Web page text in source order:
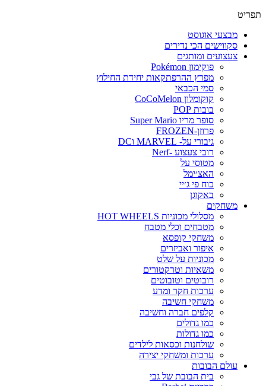
מבצעי אוגוסט
סקווישים הכי נדירים
צעצועים ומותגים
פוקימון Pokémon
מפרץ ההרפתקאות יחידת החילוץ
סמי הכבאי
קוקומלון CoCoMelon
בובות POP
סופר מריו Super Mario
פרוזן-FROZEN
גיבורי על- MARVEL וDC
רובי צעצוע -Nerf
מטוסי על
האצ׳ימל
כוח פי ג׳יי
באקוגן
משחקים
מסלולי מכוניות HOT WHEELS
מטבחים וכלי מטבח
משחקי קופסא
איפור ואביזרים
מכוניות על שלט
משאיות וטרקטורים
רובוטים וטובוטים
ערכות חקר ומדע
משחקי חשיבה
קלפים חברה וחשיבה
כמו גדולים
כמו גדולות
שולחנות וכסאות לילדים
ערכות ומשחקי יצירה
עולם הבובות
בית הבובת של גבי